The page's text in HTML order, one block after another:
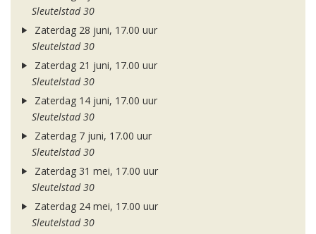
Sleutelstad 30
Zaterdag 28 juni, 17.00 uur
Sleutelstad 30
Zaterdag 21 juni, 17.00 uur
Sleutelstad 30
Zaterdag 14 juni, 17.00 uur
Sleutelstad 30
Zaterdag 7 juni, 17.00 uur
Sleutelstad 30
Zaterdag 31 mei, 17.00 uur
Sleutelstad 30
Zaterdag 24 mei, 17.00 uur
Sleutelstad 30